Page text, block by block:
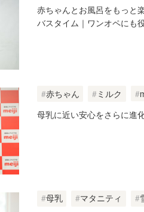
赤ちゃんとお風呂をもっと
バスタイム｜ワンオペにも
赤ちゃん ミルク
母乳に近い安心をさらに進
母乳 マタニティ